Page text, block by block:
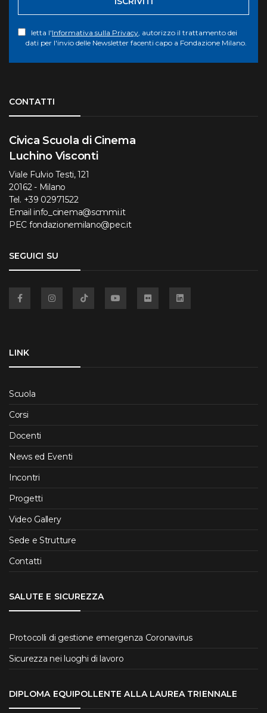
letta l'Informativa sulla Privacy , autorizzo il trattamento dei
dati per l'invio delle Newsletter facenti capo a Fondazione Milano.
CONTATTI
Civica Scuola di Cinema
Luchino Visconti
Viale Fulvio Testi, 121
20162 - Milano
Tel. +39 02971522
Email info_cinema@scmmi.it
PEC fondazionemilano@pec.it
SEGUICI SU
LINK
Scuola
Corsi
Docenti
News ed Eventi
Incontri
Progetti
Video Gallery
Sede e Strutture
Contatti
SALUTE E SICUREZZA
Protocolli di gestione emergenza Coronavirus
Sicurezza nei luoghi di lavoro
DIPLOMA EQUIPOLLENTE ALLA LAUREA TRIENNALE